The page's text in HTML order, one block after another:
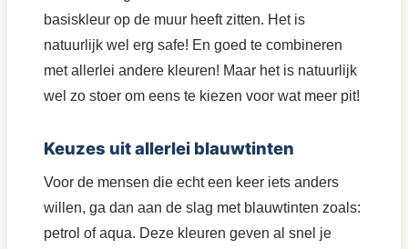
basiskleur op de muur heeft zitten. Het is
natuurlijk wel erg safe! En goed te combineren
met allerlei andere kleuren! Maar het is natuurlijk
wel zo stoer om eens te kiezen voor wat meer pit!
Keuzes uit allerlei blauwtinten
Voor de mensen die echt een keer iets anders
willen, ga dan aan de slag met blauwtinten zoals:
petrol of aqua. Deze kleuren geven al snel je